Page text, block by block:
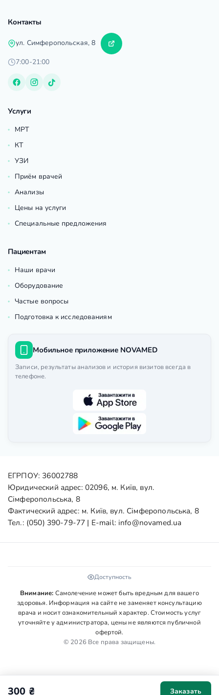
300 ₴ Заказать
Контакты
ул. Симферопольская, 8
7:00-21:00
Услуги
МРТ
КТ
УЗИ
Приём врачей
Анализы
Цены на услуги
Специальные предложения
Пациентам
Наши врачи
Оборудование
Частые вопросы
Подготовка к исследованиям
Мобильное приложение NOVAMED
Записи, результаты анализов и история визитов всегда в
телефоне.
ЕГРПОУ: 36002788
Юридический адрес: 02096, м. Київ, вул.
Сімферопольська, 8
Фактический адрес: м. Київ, вул. Сімферопольська, 8
Тел.: (050) 390-79-77 | E-mail: info@novamed.ua
Доступность
Внимание: Самолечение может быть вредным для вашего
здоровья. Информация на сайте не заменяет консультацию
врача и носит ознакомительный характер. Стоимость услуг
уточняйте у администратора, цены не являются публичной
офертой.
© 2026 Все права защищены.
Мы используем cookies для аналитики и персонализации. Ваше